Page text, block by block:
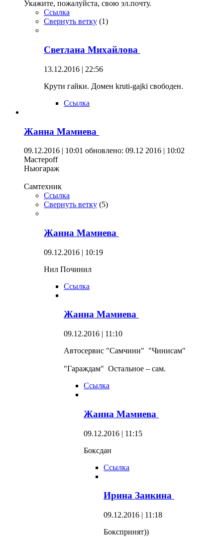
Укажите, пожалуйста, свою эл.почту.
Ссылка
Свернуть ветку (1)
Светлана Михайлова
13.12.2016 | 22:56
Крути гайки. Домен kruti-gajki свободен.
Ссылка
Жанна Мамиева
09.12.2016 | 10:01 обновлено: 09.12 2016 | 10:02
Мастерoff
Ньюгараж
Самтехник
Ссылка
Свернуть ветку (5)
Жанна Мамиева
09.12.2016 | 10:19
Нил Починил
Ссылка
Жанна Мамиева
09.12.2016 | 11:10
Автосервис "Самчини" "Чинисам"
"Гараждам" Остальное – сам.
Ссылка
Жанна Мамиева
09.12.2016 | 11:15
Боксдан
Ссылка
Ирина Заикина
09.12.2016 | 11:18
Бокспринят))